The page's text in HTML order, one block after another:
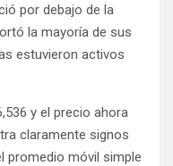
por debajo de la
la mayoría de sus
estuvieron activos
y el precio ahora
claramente signos
promedio móvil simple